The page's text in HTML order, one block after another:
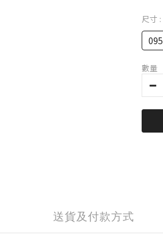
尺寸
數量
送貨及付款方式